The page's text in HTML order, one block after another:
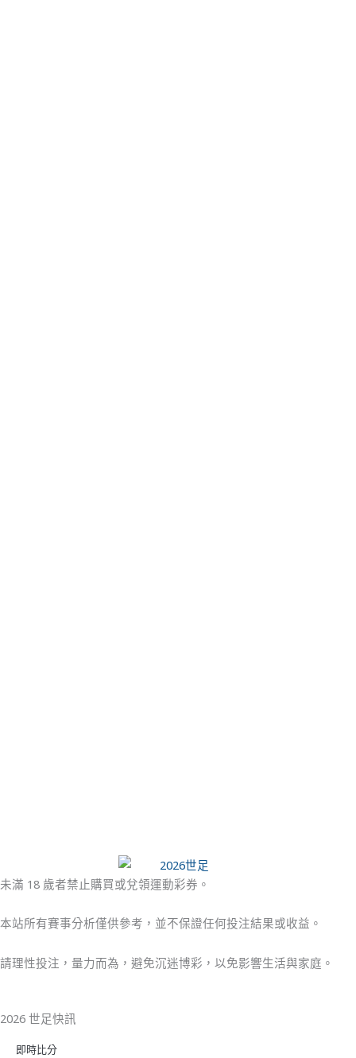
未滿 18 歲者禁止購買或兌領運動彩券。
本站所有賽事分析僅供參考，並不保證任何投注結果或收益。
請理性投注，量力而為，避免沉迷博彩，以免影響生活與家庭。
2026 世足快訊
即時比分